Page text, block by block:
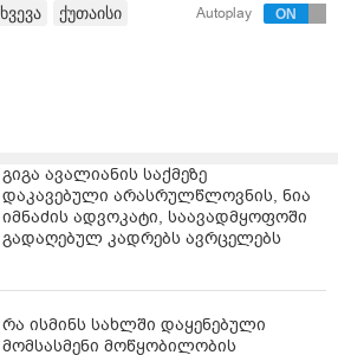
შემთხვევა მოხდა. შუახნის
უკან გადავარდა და
ადგილზევე
მედია"ინფო იმერეთი"
მობილიზებული იყვნენ
სასწრაფო
და საგანგებო სიტუაციების
ქუთაისი Autoplay
გიგა ავალიანის საქმეზე
დაკავებული არასრულწლოვნის, ნია
იმნაძის ადვოკატი, საავადმყოფოში
გადაღებულ კადრებს ავრცელებს
რა ისმინს სახლში დაყენებული
მომსასმენი მოწყობილობის